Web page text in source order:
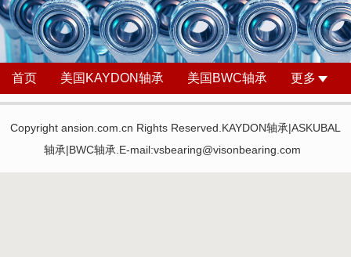
首页 美国KAYDON轴承 美国BWC轴承 更多
Copyright ansion.com.cn Rights Reserved.KAYDON轴承|ASKUBAL
轴承|BWC轴承.E-mail:vsbearing@visonbearing.com